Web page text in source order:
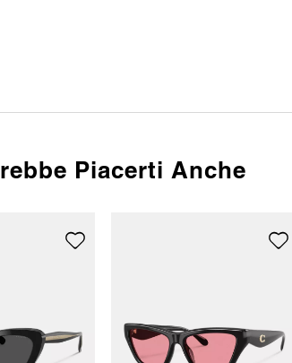
Piacerti Anche